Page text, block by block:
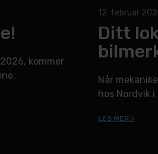
kommer
12. februar
Ditt
Når
hos Nordvik
LES MER >